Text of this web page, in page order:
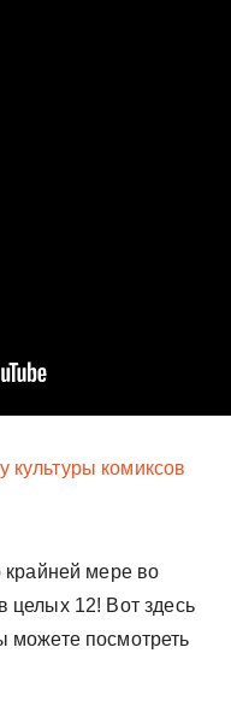
культуры комиксов
крайней мере во
целых 12! Вот здесь
можете посмотреть